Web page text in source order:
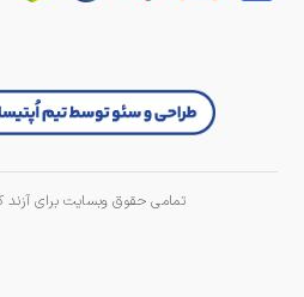
تمامی حقوق وبسایت برای